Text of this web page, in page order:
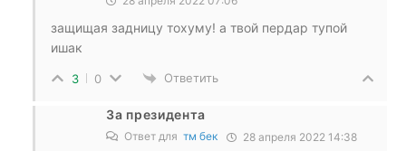
защищая задницу тохуму! а твой пердар тупой
ишак
3 0 Ответить
За президента
Ответ для тм бек 28 апреля 2022 14:38